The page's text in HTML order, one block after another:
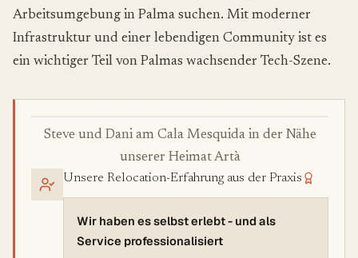
Arbeitsumgebung in Palma suchen. Mit moderner
Infrastruktur und einer lebendigen Community ist es
ein wichtiger Teil von Palmas wachsender Tech-Szene.
Steve und Dani am Cala Mesquida in der Nähe
unserer Heimat Artà
Unsere Relocation-Erfahrung aus der Praxis
Wir haben es selbst erlebt - und als
Service professionalisiert